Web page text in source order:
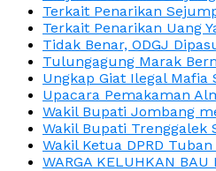
Terkait Penarikan
Terkait Penarikan Uang
Tidak Benar, ODGJ
Tulungagung Marak
Ungkap Giat Ilegal Mafia
Upacara Pemakaman
Wakil Bupati Jombang
Wakil Bupati Trenggalek
Wakil Ketua DPRD
WARGA KELUHKAN BAU